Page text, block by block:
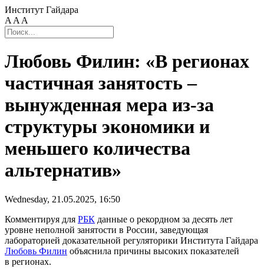
Институт Гайдара
A A A
Любовь Филин: «В регионах
частичная занятость –
вынужденная мера из-за
структуры экономики и
меньшего количества
альтернатив»
Wednesday, 21.05.2025, 16:50
Комментируя для РБК данные о рекордном за десять лет
уровне неполной занятости в России, заведующая
лабораторией доказательной регуляторики Института Гайдара
Любовь Филин объяснила причины высоких показателей
в регионах.